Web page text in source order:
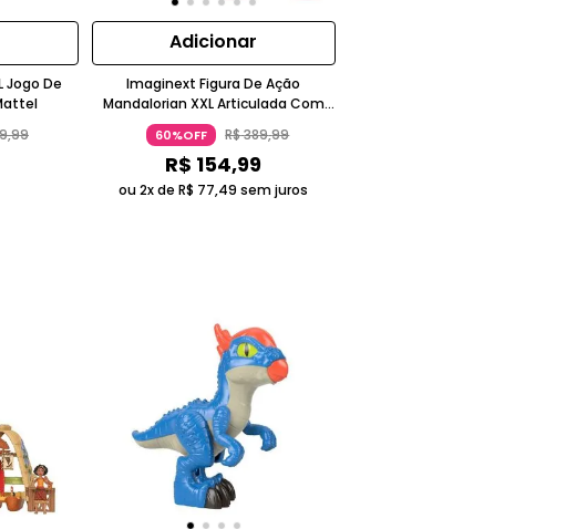
Jogo De
,99
Adicionar
Imaginext Figura De Ação
Mandalorian XXL Articulada Com
Capa De Tecido E Lançador Star
Wars 3+ Anos Mattel
60%OFF R$389,99
R$ 154,99
ou 2x deR$ 77,49 sem juros